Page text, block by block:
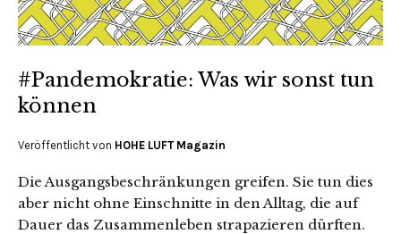
#Pandemokratie: Was wir sonst tun
können
Veröffentlicht von HOHE LUFT Magazin
Die Ausgangsbeschränkungen greifen. Sie tun dies
aber nicht ohne Einschnitte in den Alltag, die auf
Dauer das Zusammenleben strapazieren dürften.